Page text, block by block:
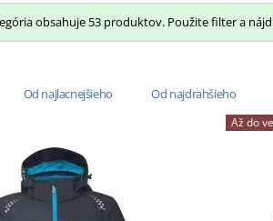
obsahuje 53 produktov. Použite filter a
Od najlacnejšieho Od najdrahšieho
Až do